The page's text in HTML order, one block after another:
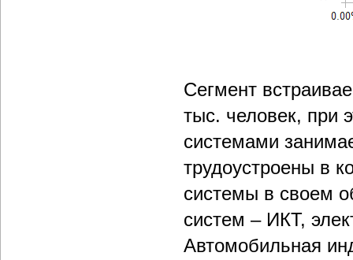
Сегмент
тыс. человек, при
системами
трудоустроены в
системы в своем
систем – ИКТ,
Автомобильная